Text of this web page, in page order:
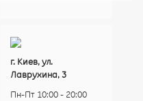
г. Киев, ул.
Лаврухина, 3
Пн-Пт 10:00 - 20:00